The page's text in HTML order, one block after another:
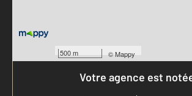
500 m ©Mappy
Votre agence est